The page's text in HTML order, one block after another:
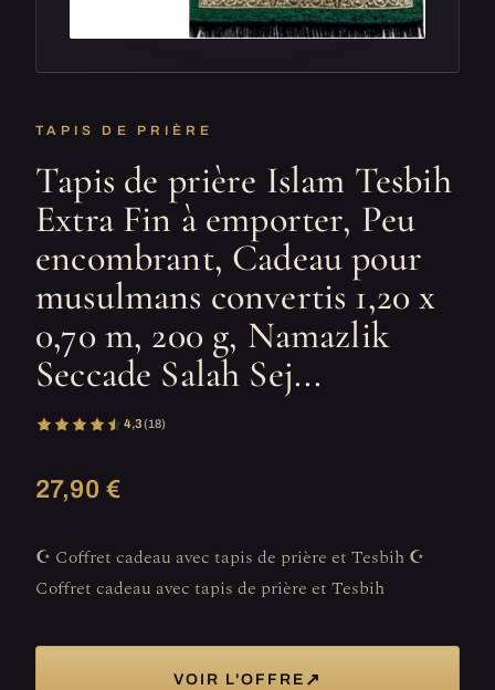
TAPIS DE PRIÈRE
Tapis de prière Islam Tesbih
Extra Fin à emporter, Peu
encombrant, Cadeau pour
musulmans convertis 1,20 x
0,70 m, 200 g, Namazlik
Seccade Salah Sej...
4,3(18)
27,90 €
☪️ Coffret cadeau avec tapis de prière et Tesbih ☪️
Coffret cadeau avec tapis de prière et Tesbih
VOIR L'OFFRE ↗